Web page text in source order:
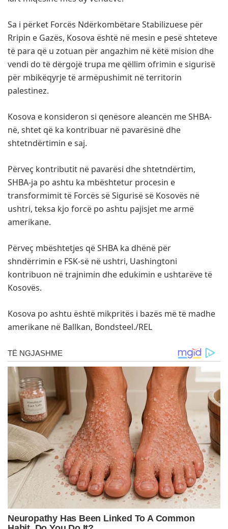
Sa i përket Forcës Ndërkombëtare Stabilizuese për
Rripin e Gazës, Kosova është në mesin e pesë shteteve
të para që u zotuan për angazhim në këtë mision dhe
vendi do të dërgojë trupa me qëllim ofrimin e sigurisë
për mbikëqyrje të armëpushimit në territorin
palestinez.
Kosova e konsideron si qenësore aleancën me SHBA-
në, shtet që ka kontribuar në pavarësinë dhe
shtetndërtimin e saj.
Përveç kontributit në pavarësi dhe shtetndërtim,
SHBA-ja po ashtu ka mbështetur procesin e
transformimit të Forcës së Sigurisë së Kosovës në
ushtri, teksa kjo forcë po ashtu pajisjet me armë
amerikane.
Përveç mbështetjes që SHBA ka dhënë për
shndërrimin e FSK-së në ushtri, Uashingtoni
kontribuon në trajnimin dhe edukimin e ushtarëve të
Kosovës.
Kosova po ashtu është mikpritës i bazës më të madhe
amerikane në Ballkan, Bondsteel./REL